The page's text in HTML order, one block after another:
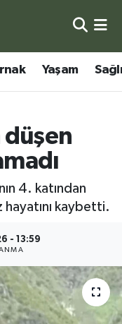
Yaşam
4. katından
hayatını kaybetti.
- 13:59